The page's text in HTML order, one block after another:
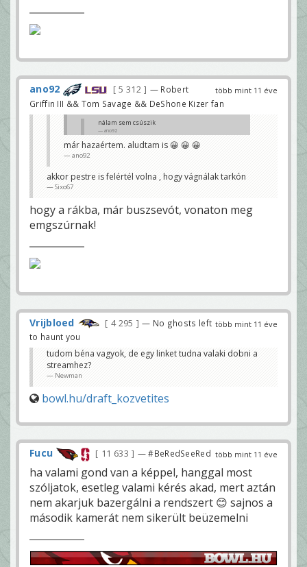
több mint 11 éve
ano92 5 312
— Robert
Griffin III && Tom Savage && DeShone Kizer fan
nálam sem csúszik
ano92
te tepsi képű, azt mondtad mustaine ballagáson
leszel !
már hazaértem. aludtam is 😀 😀 😀
ano92
akkor pestre is felértél volna , hogy vágnálak tarkón
Sixo67
hogy a rákba, már buszsevót, vonaton meg
emgszúrnak!
több mint 11 éve
Vrijbloed 4 295
— No ghosts left
to haunt you
tudom béna vagyok, de egy linket tudna valaki dobni a
streamhez?
Newman
bowl.hu/draft_kozvetites
több mint 11 éve
Fucu 11 633 — #BeRedSeeRed
ha valami gond van a képpel, hanggal most
szóljatok, esetleg valami kérés akad, mert aztán
nem akarjuk bazergálni a rendszert 😊 sajnos a
második kamerát nem sikerült beüzemelni